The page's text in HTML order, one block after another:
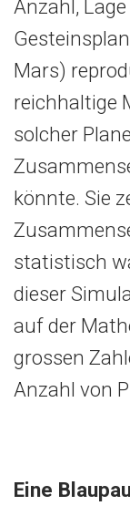
Anzahl,
Mars)
reichhaltige
solcher
könnte. Sie
statistisch
dieser
auf der
grossen
Anzahl von
Eine